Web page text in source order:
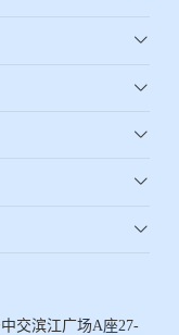
交滨江广场A座27-